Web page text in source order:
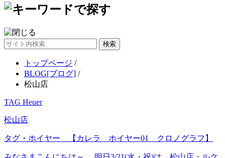
サ
トップページ /
BLOG[ブログ] /
松山店
TAG Heuer
松山店
タグ・ホイヤー 【カレラ ホイヤー01 クロノグラフ】